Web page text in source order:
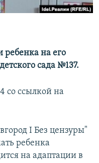
ребенка на его
сада №137.
со ссылкой на
I Без цензуры"
ребенка
на адаптации в